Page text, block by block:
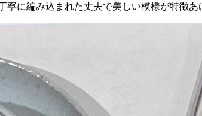
寧に編み込まれた丈夫で美しい模様が特徴